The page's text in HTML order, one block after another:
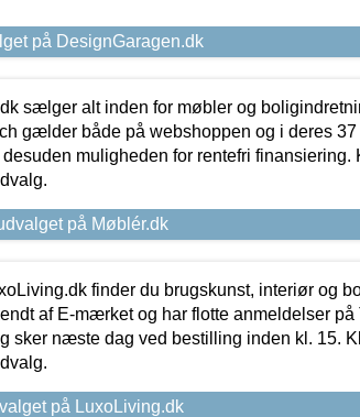
på DesignGaragen.dk
sælger alt inden for møbler og
gælder både på webshoppen og i deres 37
muligheden for rentefri finansiering.
på Møblér.dk
finder du brugskunst, interiør og
af E-mærket og har flotte anmeldelser på
sker næste dag ved bestilling inden kl. 15.
på LuxoLiving.dk